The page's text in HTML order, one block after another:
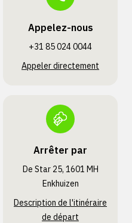
Appelez-nous
+31 85 024 0044
Appeler directement
Arrêter par
De Star 25, 1601 MH
Enkhuizen
Description de l'itinéraire
de départ